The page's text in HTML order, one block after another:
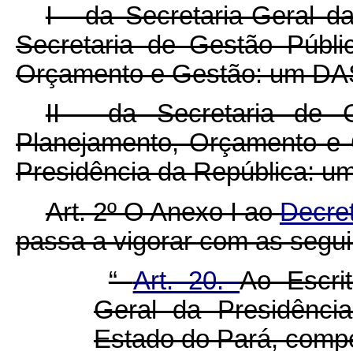
I - da Secretaria-Geral
Secretaria de Gestão
Orçamento e Gestão: um
II - da Secretaria de
Planejamento, Orçamento
Presidência da República:
Art. 2º O Anexo I ao
passa a vigorar com as
“Art. 20.Ao
Geral da
Estado do Pará,